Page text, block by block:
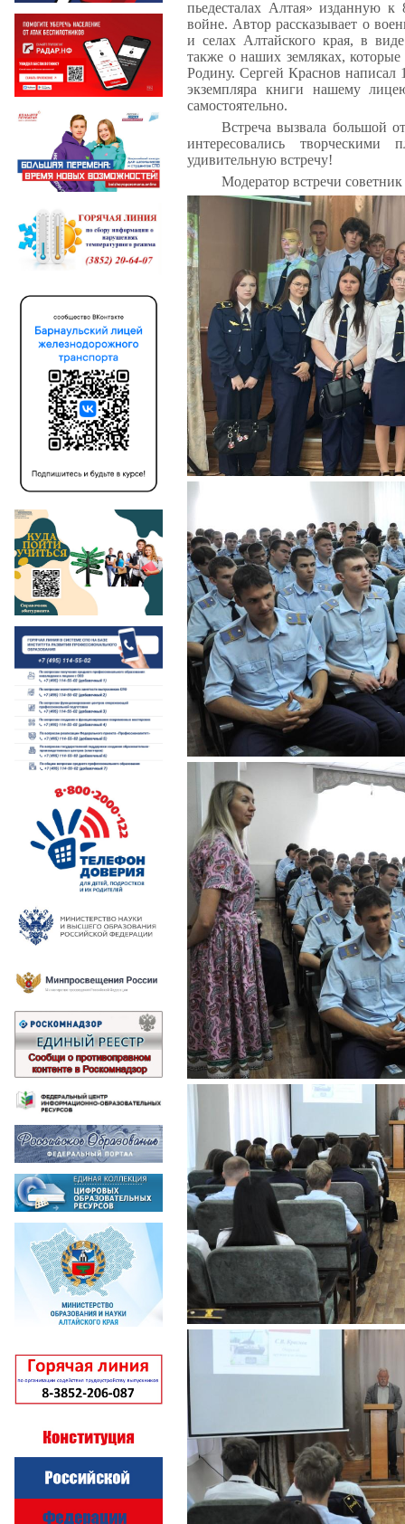
пьедесталах Алтая» изданную
войне. Автор рассказывает о
и селах Алтайского края, в
также о наших земляках,
Родину. Сергей Краснов написал
экземпляра книги нашему
самостоятельно.
Встреча вызвала большой
интересовались
удивительную встречу!
Модератор встречи